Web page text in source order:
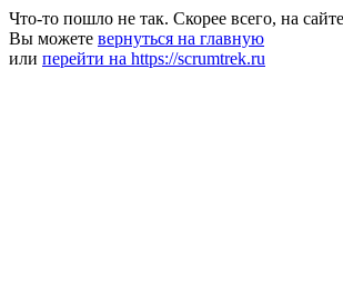
Что-то пошло не так. Скорее всего, на
Вы можете вернуться на главную
или перейти на https://scrumtrek.ru